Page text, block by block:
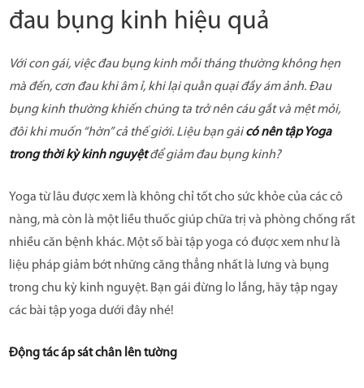
đau bụng kinh hiệu quả
Với con gái, việc đau bụng kinh mỗi tháng thường không hẹn
mà đến, cơn đau khi âm ỉ, khi lại quằn quại đầy ám ảnh. Đau
bụng kinh thường khiến chúng ta trở nên cáu gắt và mệt mỏi,
đôi khi muốn “hờn” cả thế giới. Liệu bạn gáicó nên tập Yoga
trong thời kỳ kinh nguyệtđể giảm đau bụng kinh?
Yoga từ lâu được xem là không chỉ tốt cho sức khỏe của các cô
nàng, mà còn là một liều thuốc giúp chữa trị và phòng chống rất
nhiều căn bệnh khác. Một số bài tập yoga có được xem như là
liệu pháp giảm bớt những căng thẳng nhất là lưng và bụng
trong chu kỳ kinh nguyệt. Bạn gái đừng lo lắng, hãy tập ngay
các bài tập yoga dưới đây nhé!
Động tác áp sát chân lên tường